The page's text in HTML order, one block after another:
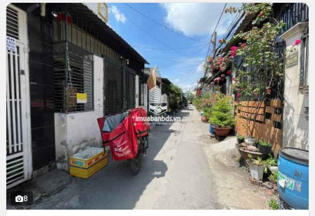
8